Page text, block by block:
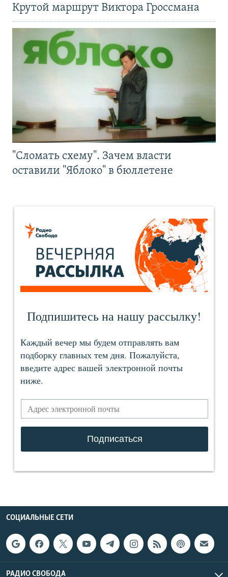
Крутой маршрут Виктора Гроссмана
"Сломать схему". Зачем власти
оставили "Яблоко" в бюллетене
СОЦИАЛЬНЫЕ СЕТИ
РАДИО СВОБОДА